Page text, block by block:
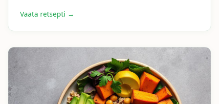
Vaata retsepti →